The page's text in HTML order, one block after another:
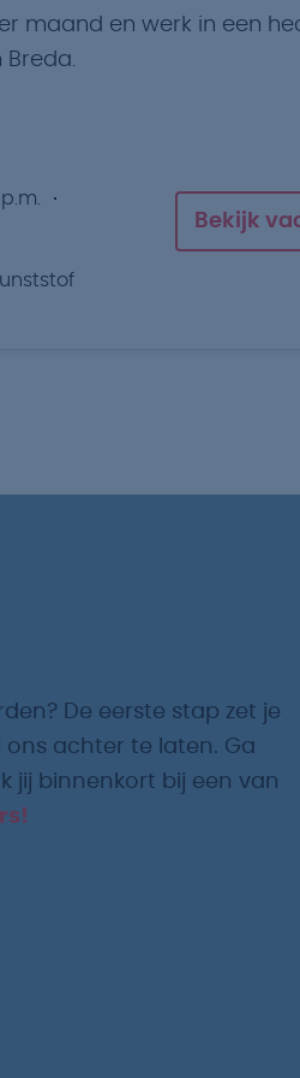
maand en werk in een
Breda.
Bekijk
De eerste stap zet je
achter te laten. Ga
jij binnenkort bij een van